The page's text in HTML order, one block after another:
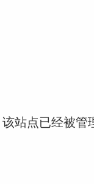
站点已经被管